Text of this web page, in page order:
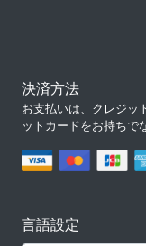
決済方法
お支払いは、クレジッ
ットカードをお持ちで
言語設定